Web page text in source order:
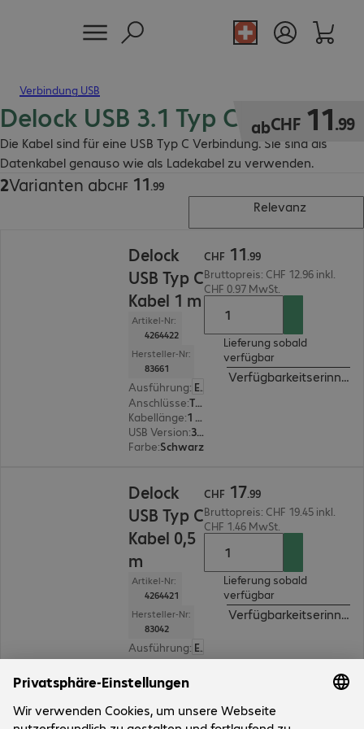
Verbindung USB
Delock USB 3.1 Typ C Kabel
Die Kabel sind für eine USB Typ C Verbindung. Sie sind als
Datenkabel genauso wie als Ladekabel zu verwenden.
abCHF 11.99
CHF 11.99
2Varianten abCHF 11.99
CHF 11.99
Relevanz
Delock
USB Typ C
Kabel 1 m
Artikel-Nr:
4264422
Hersteller-Nr:
83661
Ausführung:
Europäisch
Anschlüsse: Typ C | Typ C
Kabellänge:
1 m
USB Version: 3.1
Farbe:Schwarz
CHF 11.99
Bruttopreis: CHF 12.96 inkl.
CHF 0.97 MwSt.
Lieferung sobald
verfügbar
Delock
USB Typ C
Kabel 0,5
m
Artikel-Nr:
4264421
Hersteller-Nr:
83042
Ausführung:
Europäisch
Anschlüsse: Typ C | Typ C
Kabellänge:
USB Version:
Farbe:Schwarz
CHF 17.99
Bruttopreis: CHF 19.45 inkl.
CHF 1.46 MwSt.
Lieferung sobald
verfügbar